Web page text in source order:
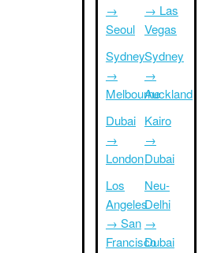
→
Seoul
Sydney
→
Melbourne
Dubai
→
London
Los
Angeles
→ San
Francisco
→ Las
Vegas
Sydney
→
Auckland
Kairo
→
Dubai
Neu-
Delhi
→
Dubai